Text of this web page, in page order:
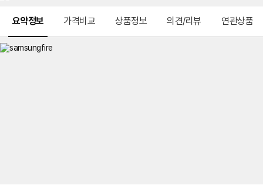
요약정보 가격비교 상품정보 의견/리뷰 연관상품